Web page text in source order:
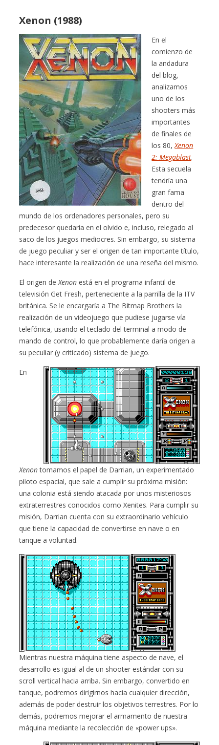
Xenon (1988)
En el
comienzo de
la andadura
del blog,
analizamos
uno de los
shooters más
importantes
de finales de
los 80,Xenon
2: Megablast.
Esta secuela
tendría una
gran fama
dentro del
mundo de los ordenadores personales, pero su
predecesor quedaría en el olvido e, incluso, relegado al
saco de los juegos mediocres. Sin embargo, su sistema
de juego peculiar y ser el origen de tan importante título,
hace interesante la realización de una reseña del mismo.
El origen deXenonestá en el programa infantil de
televisión Get Fresh, perteneciente a la parrilla de la ITV
británica. Se le encargaría a The Bitmap Brothers la
realización de un videojuego que pudiese jugarse vía
telefónica, usando el teclado del terminal a modo de
mando de control, lo que probablemente daría origen a
su peculiar (y criticado) sistema de juego.
En
Xenontomamos el papel de Darrian, un experimentado
piloto espacial, que sale a cumplir su próxima misión:
una colonia está siendo atacada por unos misteriosos
extraterrestres conocidos como Xenites. Para cumplir su
misión, Darrian cuenta con su extraordinario vehículo
que tiene la capacidad de convertirse en nave o en
tanque a voluntad.
Mientras nuestra máquina tiene aspecto de nave, el
desarrollo es igual al de un shooter estándar con su
scroll vertical hacia arriba. Sin embargo, convertido en
tanque, podremos dirigirnos hacia cualquier dirección,
además de poder destruir los objetivos terrestres. Por lo
demás, podremos mejorar el armamento de nuestra
máquina mediante la recolección de «power ups».